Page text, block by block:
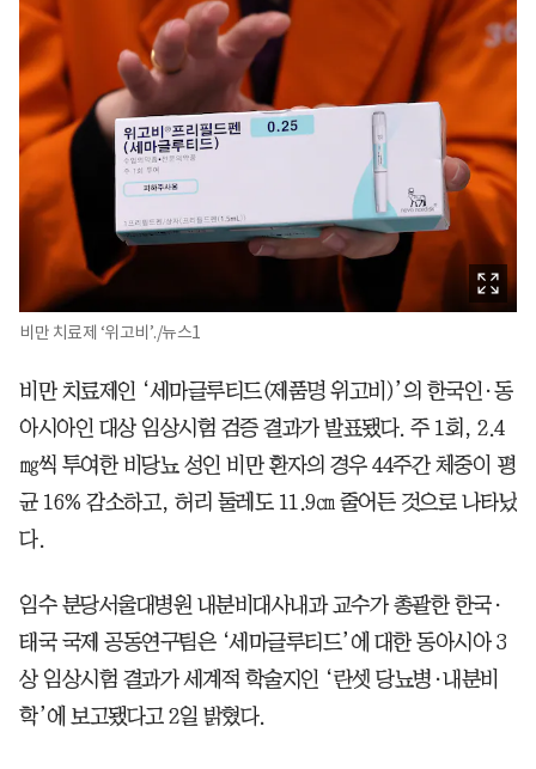
비만 치료제 ‘위고비’./뉴스1
비만 치료제인 ‘세마글루티드(제품명 위고비)’의 한국인·동
아시아인 대상 임상시험 검증 결과가 발표됐다. 주 1회, 2.4
㎎씩 투여한 비당뇨 성인 비만 환자의 경우 44주간 체중이 평
균 16% 감소하고, 허리 둘레도 11.9㎝ 줄어든 것으로 나타났
다.
임수 분당서울대병원 내분비대사내과 교수가 총괄한 한국·
태국 국제 공동연구팀은 ‘세마글루티드’에 대한 동아시아 3
상 임상시험 결과가 세계적 학술지인 ‘란셋 당뇨병·내분비
학’에 보고됐다고 2일 밝혔다.